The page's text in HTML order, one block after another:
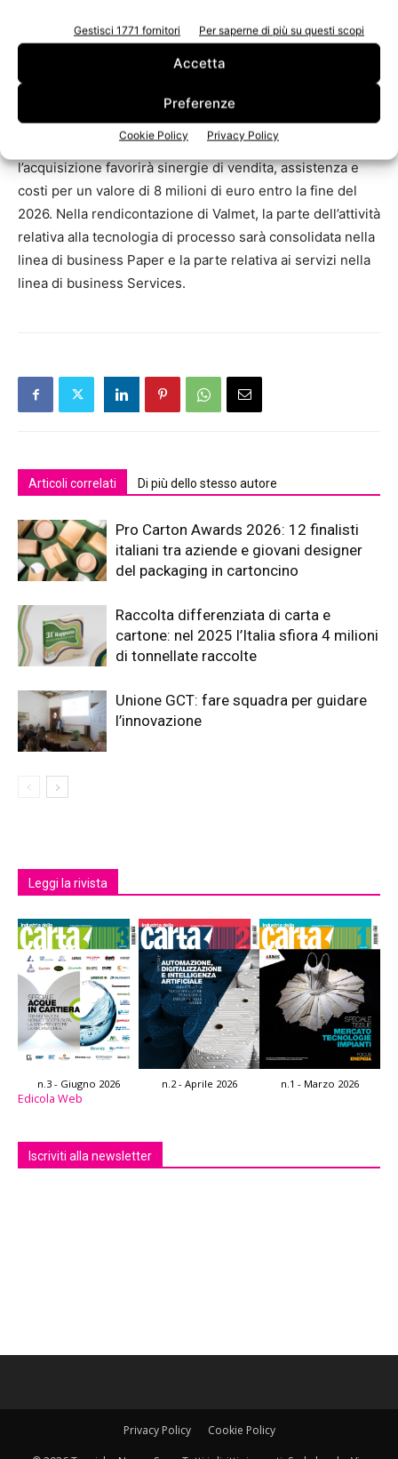
Gestisci 1771 fornitori Per saperne di più su questi scopi
Accetta
Preferenze
Cookie Policy Privacy Policy
potremo essere sempre più vicini ai clienti in qualità di
one stop shop leader del mercato».
Il valore dell’operazione è di circa 380 milioni di euro, in
assenza di cassa o debito finanziario, ed è soggetta alle
usuali condizioni di post-closing. L’acquisizione è stata
finalizzata il 2 novembre 2023. Valmet stima che
l’acquisizione favorirà sinergie di vendita, assistenza e
costi per un valore di 8 milioni di euro entro la fine del
2026. Nella rendicontazione di Valmet, la parte dell’attività
relativa alla tecnologia di processo sarà consolidata nella
linea di business Paper e la parte relativa ai servizi nella
linea di business Services.
Articoli correlati Di più dello stesso autore
Pro Carton Awards 2026: 12 finalisti
italiani tra aziende e giovani designer
del packaging in cartoncino
Raccolta differenziata di carta e
cartone: nel 2025 l’Italia sfiora 4 milioni
di tonnellate raccolte
Unione GCT: fare squadra per guidare
l’innovazione
Leggi la rivista
n.3 - Giugno 2026 n.2 - Aprile 2026 n.1 - Marzo 2026
Edicola Web
Iscriviti alla newsletter
Privacy Policy Cookie Policy